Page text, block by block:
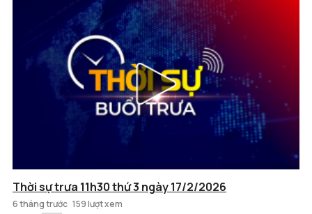
Thời sự trưa 11h30 thứ 3 ngày 17/2/2026
6 tháng trước 159 lượt xem